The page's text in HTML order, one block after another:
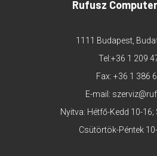
Rufusz
1111 Budapest,
Tel:+36 1 209
Fax: +36 1 386
E-mail:
Nyitva: Hétfő-Kedd 10-16;
Csütörtök-Péntek